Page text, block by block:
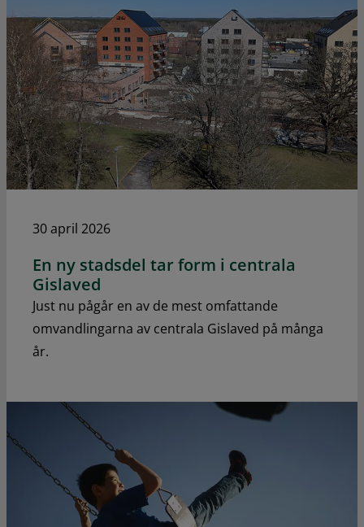
30 april 2026
En ny stadsdel tar form i centrala
Gislaved
Just nu pågår en av de mest omfattande
omvandlingarna av centrala Gislaved på många
år.